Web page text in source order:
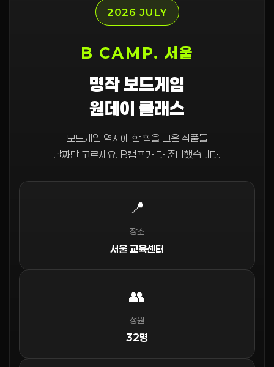
2026 JULY
B CAMP. 서울
명작 보드게임
원데이 클래스
보드게임 역사에 한 획을 그은 작품들
날짜만 고르세요. B캠프가 다 준비했습니다.
📍
장소
서울 교육센터
👥
정원
32명